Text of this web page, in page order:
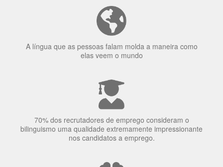
concentração de uma pessoa.
elas veem o mundo
70% dos recrutadores de emprego consideram o
nos candidatos a emprego.